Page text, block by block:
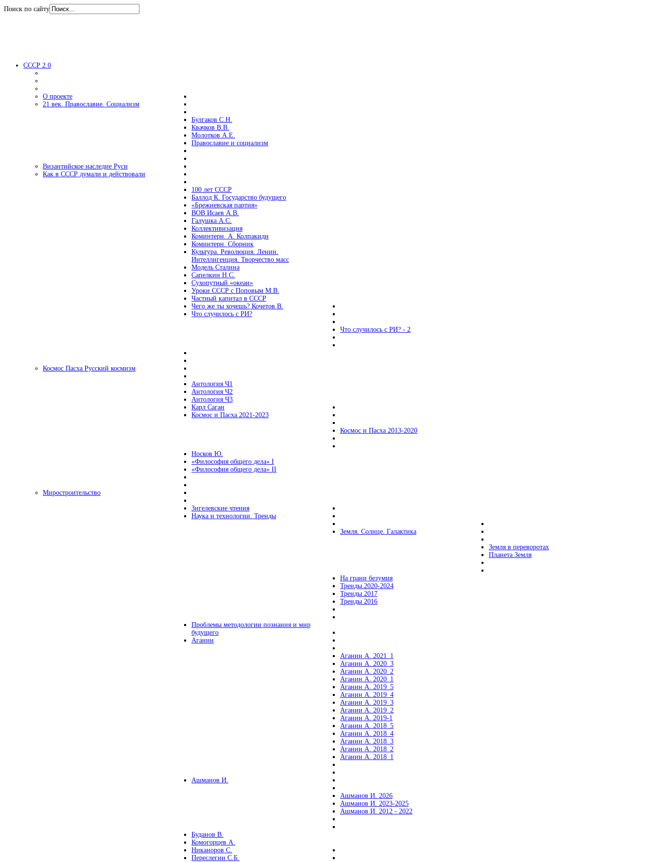
Поиск по сайту
СССР 2.0
О проекте
21 век. Православие. Социализм
Булгаков С.Н.
Квачков В.В.
Молотков А.Е.
Православие и социализм
Византийское наследие Руси
Как в СССР думали и действовали
100 лет СССР
Баллод К. Государство будущего
«Брежневская партия»
ВОВ Исаев А.В.
Галушка А.С.
Коллективизация
Коминтерн. А. Колпакиди
Коминтерн. Сборник
Культура. Революция. Ленин.
Интеллигенция. Творчество масс
Модель Сталина
Сапелкин Н.С.
Сухопутный «океан»
Уроки СССР с Поповым М.В.
Частный капитал в СССР
Чего же ты хочешь? Кочетов В.
Что случилось с РИ?
Что случилось с РИ? - 2
Космос Пасха Русский космизм
Антология Ч1
Антология Ч2
Антология Ч3
Карл Саган
Космос и Пасха 2021-2023
Космос и Пасха 2013-2020
Носков Ю.
«Философия общего дела» I
«Философия общего дела» II
Миростроительство
Зигелевские чтения
Наука и технологии. Тренды
Земля. Солнце. Галактика
Земля в переворотах
Планета Земля
На грани безумия
Тренды 2020-2024
Тренды 2017
Тренды 2016
Проблемы методологии познания и мир
будущего
Аганин
Аганин А. 2021_1
Аганин А. 2020_3
Аганин А. 2020_2
Аганин А. 2020_1
Аганин А. 2019_5
Аганин А. 2019_4
Аганин А. 2019_3
Аганин А. 2019_2
Аганин А. 2019-1
Аганин А. 2018_5
Аганин А. 2018_4
Аганин А. 2018_3
Аганин А. 2018_2
Аганин А. 2018_1
Ашманов И.
Ашманов И. 2026
Ашманов И. 2023-2025
Ашманов И. 2012 - 2022
Буданов В.
Комогорцев А.
Никаноров С.
Переслегин С.Б.